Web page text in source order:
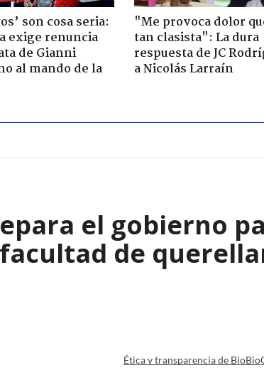
son cosa seria:
exige renuncia
de Gianni
al mando de la
"Me provoca dolor
tan clasista": La dura
respuesta de JC
a Nicolás Larraín
el gobierno
de
Ética y transparencia de